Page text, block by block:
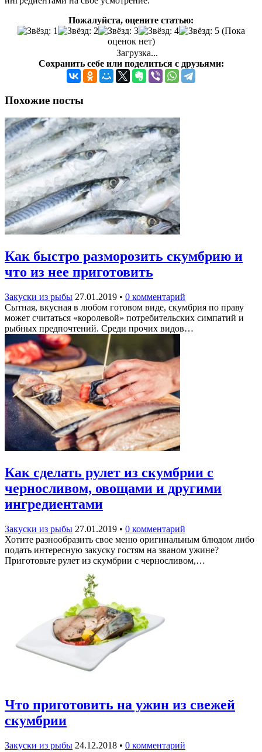
Пожалуйста, оцените статью:
(Пока
оценок нет)
Загрузка...
Сохранить себе или поделиться с друзьями:
Похожие посты
Как быстро разморозить скумбрию и
что из нее приготовить
Закуски из рыбы 27.01.2019 • 0 комментарий
Сытная, вкусная в любом готовом виде, скумбрия по праву
может считаться «королевой» потребительских симпатий и
рыбных предпочтений. Среди прочих видов…
Как сделать рулет из скумбрии с
черносливом, овощами и другими
ингредиентами
Закуски из рыбы 27.01.2019 • 0 комментарий
Хотите разнообразить свое меню оригинальным блюдом либо
подать интересную закуску гостям на званом ужине?
Приготовьте рулет из скумбрии с черносливом,…
Что приготовить на ужин из свежей
скумбрии
Закуски из рыбы 24.12.2018 • 0 комментарий